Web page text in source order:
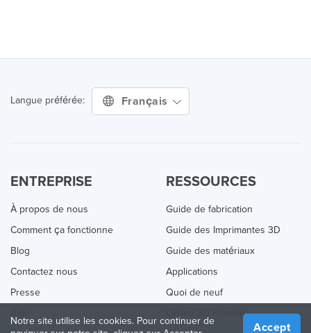
Langue préférée: Français
ENTREPRISE
À propos de nous
Comment ça fonctionne
Blog
Contactez nous
Presse
RESSOURCES
Guide de fabrication
Guide des Imprimantes 3D
Guide des matériaux
Applications
Quoi de neuf
Online 3D Printing
Notre site utilise les cookies. Pour continuer de
Accept